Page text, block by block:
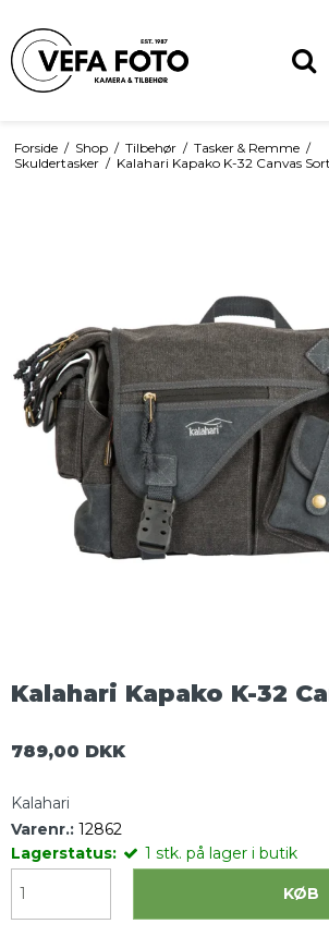
Forside / Shop / Tilbehør / Tasker & Remme /
Skuldertasker / Kalahari Kapako K-32 Canvas Sort
Kalahari Kapako K-32
789,00 DKK
Kalahari
Varenr.: 12862
Lagerstatus:
1 stk. på lager i butik
KØB